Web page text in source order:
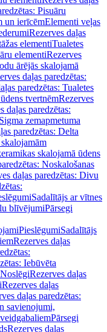
Pisuāru
un ierīcēmElementi veļas
Rezerves daļas
elementiTualetes
elementiRezerves
ārējās skalojamā
daļas paredzētas:
paredzētas: Tualetes
tvertnēmRezerves
daļas paredzētas:
zemapmetuma
paredzētas: Delta
skalojamā ūdens
Noskalošanas
daļas paredzētas: Divu
Sadalītājs ar vītnes
blīvējumiPārsegi
PieslēgumiSadalītājs
Rezerves daļas
Iebūvēta
NoslēgiRezerves daļas
Rezerves daļas
daļas paredzētas:
savienojumi,
Pārsegi
Rezerves daļas